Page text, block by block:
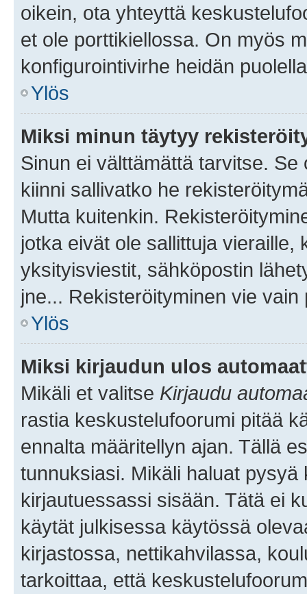
oikein, ota yhteyttä
et ole porttikiellossa. On myös
konfigurointivirhe heidän
Ylös
Miksi minun täytyy
Sinun ei välttämättä tarvitse.
kiinni sallivatko he
Mutta kuitenkin.
jotka eivät ole sallittuja vieraille,
yksityisviestit, sähköpostin
jne... Rekisteröityminen vie
Ylös
Miksi kirjaudun ulos
Mikäli et valitse Kirjaudu
rastia keskustelufoorumi pitää
ennalta määritellyn ajan. Tällä
tunnuksiasi. Mikäli haluat
kirjautuessassi sisään. Tätä ei
käytät julkisessa käytössä
kirjastossa, nettikahvilassa,
tarkoittaa, että